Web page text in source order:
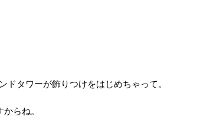
ドタワーが飾りつけをはじめちゃって。
らね。